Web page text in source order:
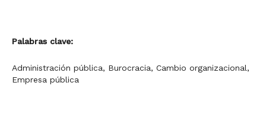
Palabras clave:
Administración pública, Burocracia, Cambio organizacional,
Empresa pública